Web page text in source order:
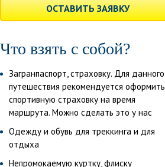
ОСТАВИТЬ ЗАЯВКУ
Что взять с собой?
Загранпаспорт, страховку. Для данного
путешествия рекомендуется оформить
спортивную страховку на время
маршрута. Можно сделать это у нас
Одежду и обувь для треккинга и для
отдыха
Непромокаемую куртку, флиску